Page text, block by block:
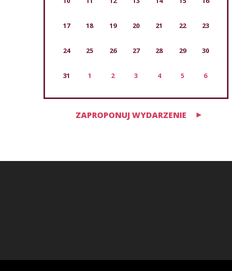
17 18 19 20 21 22 23
24 25 26 27 28 29 30
31 1 2 3 4 5 6
ZAPROPONUJ WYDARZENIE